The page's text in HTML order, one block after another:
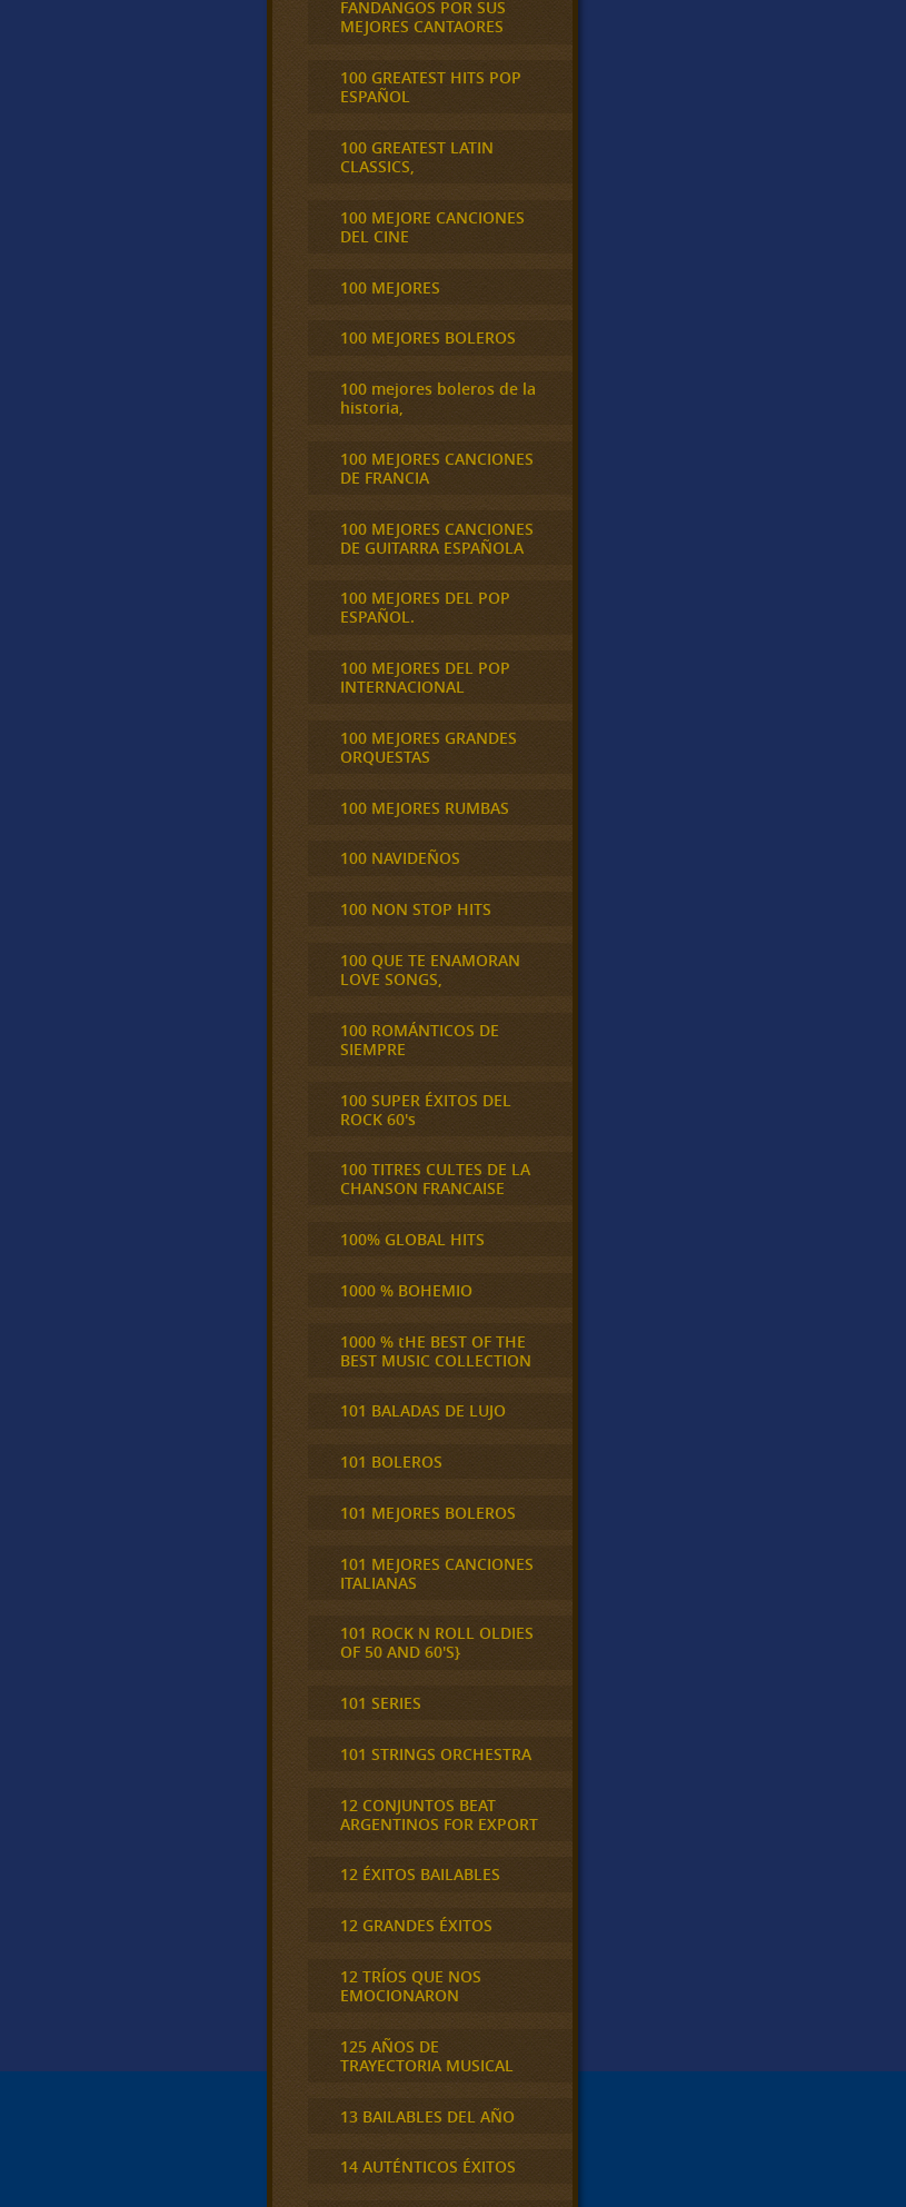
FANDANGOS POR SUS
MEJORES CANTAORES
100 GREATEST HITS POP
ESPAÑOL
100 GREATEST LATIN
CLASSICS,
100 MEJORE CANCIONES
DEL CINE
100 MEJORES
100 MEJORES BOLEROS
100 mejores boleros de la
historia,
100 MEJORES CANCIONES
DE FRANCIA
100 MEJORES CANCIONES
DE GUITARRA ESPAÑOLA
100 MEJORES DEL POP
ESPAÑOL.
100 MEJORES DEL POP
INTERNACIONAL
100 MEJORES GRANDES
ORQUESTAS
100 MEJORES RUMBAS
100 NAVIDEÑOS
100 NON STOP HITS
100 QUE TE ENAMORAN
LOVE SONGS,
100 ROMÁNTICOS DE
SIEMPRE
100 SUPER ÉXITOS DEL
ROCK 60's
100 TITRES CULTES DE LA
CHANSON FRANCAISE
100% GLOBAL HITS
1000 % BOHEMIO
1000 % tHE BEST OF THE
BEST MUSIC COLLECTION
101 BALADAS DE LUJO
101 BOLEROS
101 MEJORES BOLEROS
101 MEJORES CANCIONES
ITALIANAS
101 ROCK N ROLL OLDIES
OF 50 AND 60'S}
101 SERIES
101 STRINGS ORCHESTRA
12 CONJUNTOS BEAT
ARGENTINOS FOR EXPORT
12 ÉXITOS BAILABLES
12 GRANDES ÉXITOS
12 TRÍOS QUE NOS
EMOCIONARON
125 AÑOS DE
TRAYECTORIA MUSICAL
13 BAILABLES DEL AÑO
14 AUTÉNTICOS ÉXITOS